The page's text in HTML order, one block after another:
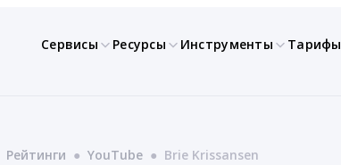
Сервисы Ресурсы Инструменты Тарифы
Рейтинги ● YouTube ● Brie Krissansen